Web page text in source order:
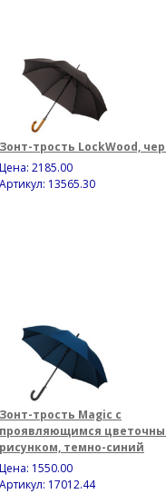
Зонт-трость LockWood,
Цена: 2185.00
Артикул: 13565.30
Зонт-трость Magic с
проявляющимся
рисунком, темно-синий
Цена: 1550.00
Артикул: 17012.44